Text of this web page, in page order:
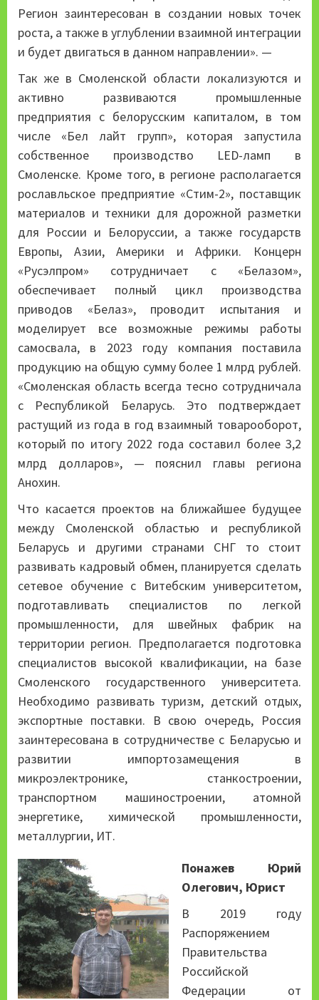
Регион заинтересован в создании новых точек
роста, а также в углублении взаимной интеграции
и будет двигаться в данном направлении». —
Так же в Смоленской области локализуются и
активно развиваются промышленные
предприятия с белорусским капиталом, в том
числе «Бел лайт групп», которая запустила
собственное производство LED-ламп в
Смоленске. Кроме того, в регионе располагается
рославльское предприятие «Стим-2», поставщик
материалов и техники для дорожной разметки
для России и Белоруссии, а также государств
Европы, Азии, Америки и Африки. Концерн
«Русэлпром» сотрудничает с «Белазом»,
обеспечивает полный цикл производства
приводов «Белаз», проводит испытания и
моделирует все возможные режимы работы
самосвала, в 2023 году компания поставила
продукцию на общую сумму более 1 млрд рублей.
«Смоленская область всегда тесно сотрудничала
с Республикой Беларусь. Это подтверждает
растущий из года в год взаимный товарооборот,
который по итогу 2022 года составил более 3,2
млрд долларов», — пояснил главы региона
Анохин.
Что касается проектов на ближайшее будущее
между Смоленской областью и республикой
Беларусь и другими странами СНГ то стоит
развивать кадровый обмен, планируется сделать
сетевое обучение с Витебским университетом,
подготавливать специалистов по легкой
промышленности, для швейных фабрик на
территории регион. Предполагается подготовка
специалистов высокой квалификации, на базе
Смоленского государственного университета.
Необходимо развивать туризм, детский отдых,
экспортные поставки. В свою очередь, Россия
заинтересована в сотрудничестве с Беларусью и
развитии импортозамещения в
микроэлектронике, станкостроении,
транспортном машиностроении, атомной
энергетике, химической промышленности,
металлургии, ИТ.
Понажев Юрий
Олегович, Юрист
В 2019 году
Распоряжением
Правительства
Российской
Федерации от